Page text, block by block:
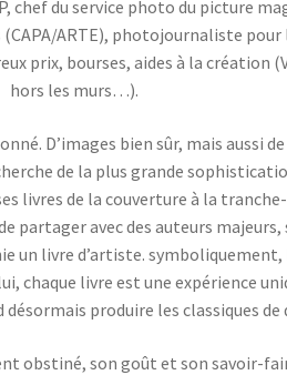
chef du service photo du picture
ARTE), photojournaliste pour
prix, bourses, aides à la création
hors les murs…).
D’images bien sûr, mais aussi
de la plus grande
livres de la couverture à la
partager avec des auteurs majeurs,
un livre d’artiste. symboliquement,
chaque livre est une expérience
produire les classiques de
obstiné, son goût et son savoir-